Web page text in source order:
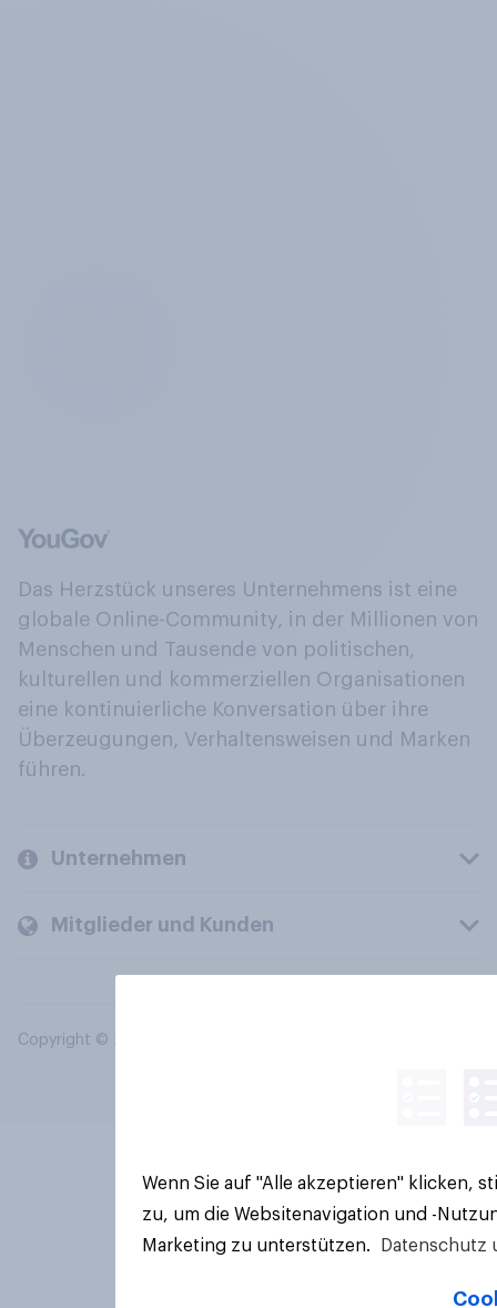
Das Herzstück unseres Unternehmens ist eine
globale Online-Community, in der Millionen von
Menschen und Tausende von politischen,
kulturellen und kommerziellen Organisationen
eine kontinuierliche Konversation über ihre
Überzeugungen, Verhaltensweisen und Marken
führen.
Unternehmen
Mitglieder und Kunden
Copyright © 2026 YouGov PLC. Alle Rechte vorbehalten.
Wenn Sie auf "Alle akzeptieren" klicken,
zu, um die Websitenavigation und -
Marketing zu unterstützen.
Datenschutz